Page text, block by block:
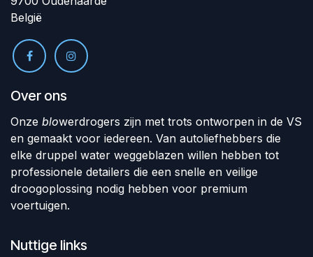
België
Over ons
Onze blowerdrogers zijn met trots ontworpen in de VS
en gemaakt voor iedereen. Van autoliefhebbers die
elke druppel water weggeblazen willen hebben tot
professionele detailers die een snelle en veilige
droogoplossing nodig hebben voor premium
voertuigen.
Nuttige links